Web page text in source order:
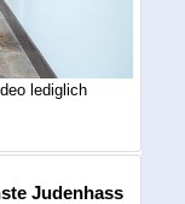
lediglich
Judenhass